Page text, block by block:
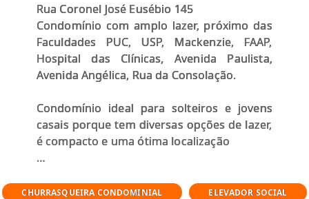
Rua Coronel José Eusébio 145
Condomínio com amplo lazer, próximo das
Faculdades PUC, USP, Mackenzie, FAAP,
Hospital das Clínicas, Avenida Paulista,
Avenida Angélica, Rua da Consolação.
Condomínio ideal para solteiros e jovens
casais porque tem diversas opções de lazer,
é compacto e uma ótima localização
Higienópolis:
CHURRASQUEIRA CONDOMINIAL ELEVADOR SOCIAL